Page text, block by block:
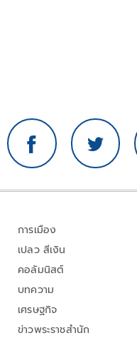
การเมือง
เปลว สีเงิน
คอลัมนิสต์
บทความ
เศรษฐกิจ
ข่าวพระราชสำนัก